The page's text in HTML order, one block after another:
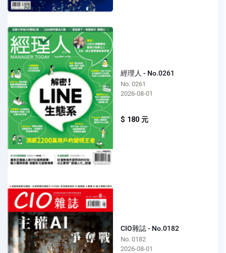
經理人 - No.0261
No. 0261
2026-08-01
$ 180 元
CIO雜誌 - No.0182
No. 0182
2026-08-01